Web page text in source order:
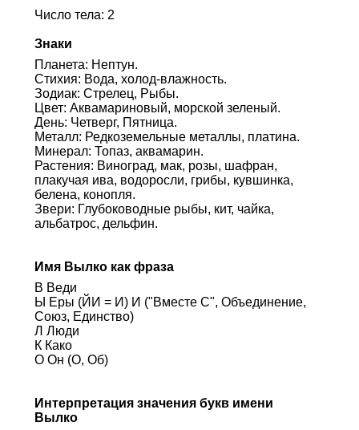
Число тела: 2
Знаки
Планета: Нептун.
Стихия: Вода, холод-влажность.
Зодиак: Стрелец, Рыбы.
Цвет: Аквамариновый, морской зеленый.
День: Четверг, Пятница.
Металл: Редкоземельные металлы, платина.
Минерал: Топаз, аквамарин.
Растения: Виноград, мак, розы, шафран,
плакучая ива, водоросли, грибы, кувшинка,
белена, конопля.
Звери: Глубоководные рыбы, кит, чайка,
альбатрос, дельфин.
Имя Вылко как фраза
В Веди
Ы Еры (ЙИ = И) И ("Вместе С", Объединение,
Союз, Единство)
Л Люди
К Како
О Он (О, Об)
Интерпретация значения букв имени
Вылко